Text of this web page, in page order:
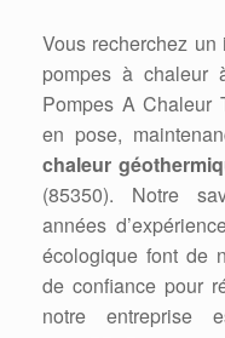
Vous recherchez un
pompes à chaleur
Pompes A Chaleur
en pose,
chaleur
(85350). Notre
années
écologique font de
de confiance pour
notre entreprise